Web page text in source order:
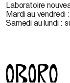
Laboratoire
Mardi au vendredi
Samedi au lundi :